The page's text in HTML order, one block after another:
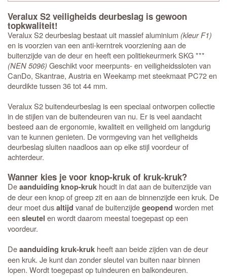
Veralux S2 veiligheids deurbeslag is gewoon
topkwaliteit!
Veralux S2 deurbeslag bestaat uit massief aluminium (kleur F1)
en is voorzien van een anti-kerntrek voorziening aan de
buitenzijde van de deur en heeft een politiekeurmerk SKG ***
(NEN 5096) Geschikt voor meerpunts- en veiligheidssloten van
CanDo, Skantrae, Austria en Weekamp met steekmaat PC72 en
deurdikte tussen 36 tot 44 mm.
Veralux S2 buitendeurbeslag is een speciaal ontworpen collectie
in de stijlen van de buitendeuren van nu. Er is veel aandacht
besteed aan de ergonomie, kwaliteit en veiligheid om langdurig
van te kunnen genieten. De vormgeving van het veiligheids
deurbeslag sluiten naadloos aan op elke stijl voordeur of
achterdeur.
Wanner kies je voor knop-kruk of kruk-kruk?
Deaanduiding knop-kruk houdt in dat aan de buitenzijde van
de deur een knop of greep zit en aan de binnenzijde een kruk. De
deur moet dusaltijd vanaf de buitenzijdegeopend worden met
eensleutel en wordt daarom meestal toegepast op een
voordeur.
Deaanduiding kruk-kruk heeft aan beide zijden van de deur
een kruk. Je kunt dan zonder sleutel van buiten naar binnen
lopen. Wordt toegepast op tuindeuren en balkondeuren.